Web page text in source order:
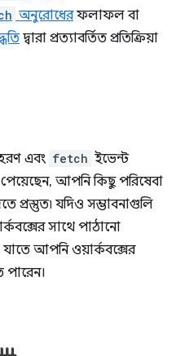
অনুরোধেরফলাফল বা
দ্বারা প্রত্যাবর্তিত প্রতিক্রিয়া
এবং fetch ইভেন্ট
পেয়েছেন, আপনি কিছু পরিষেবা
প্রস্তুত৷ যদিও সম্ভাবনাগুলি
সাথে পাঠানো
আপনি ওয়ার্কবক্সের
পারেন।